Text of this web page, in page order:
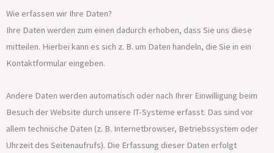
Wie erfassen wir Ihre Daten?
Ihre Daten werden zum einen dadurch erhoben, dass Sie uns diese
mitteilen. Hierbei kann es sich z. B. um Daten handeln, die Sie in ein
Kontaktformular eingeben.
Andere Daten werden automatisch oder nach Ihrer Einwilligung beim
Besuch der Website durch unsere IT-Systeme erfasst. Das sind vor
allem technische Daten (z. B. Internetbrowser, Betriebssystem oder
Uhrzeit des Seitenaufrufs). Die Erfassung dieser Daten erfolgt